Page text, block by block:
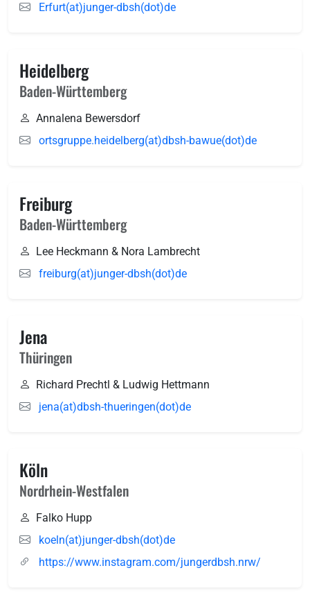
Erfurt(at)junger-dbsh(dot)de
Heidelberg
Baden-Württemberg
Annalena Bewersdorf
ortsgruppe.heidelberg(at)dbsh-bawue(dot)de
Freiburg
Baden-Württemberg
Lee Heckmann & Nora Lambrecht
freiburg(at)junger-dbsh(dot)de
Jena
Thüringen
Richard Prechtl & Ludwig Hettmann
jena(at)dbsh-thueringen(dot)de
Köln
Nordrhein-Westfalen
Falko Hupp
koeln(at)junger-dbsh(dot)de
https://www.instagram.com/jungerdbsh.nrw/